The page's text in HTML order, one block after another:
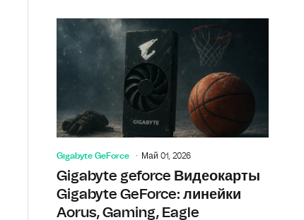
Gigabyte GeForce Май 01, 2026
Gigabyte geforce Видеокарты
Gigabyte GeForce: линейки
Aorus, Gaming, Eagle